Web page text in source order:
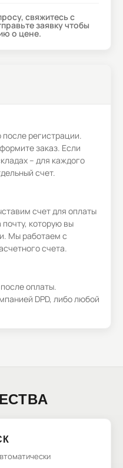
свяжитесь с
заявку чтобы
о цене.
регистрации.
заказ. Если
– для каждого
счет.
счет для оплаты
которую вы
Мы работаем с
счета.
оплаты.
DPD, либо любой